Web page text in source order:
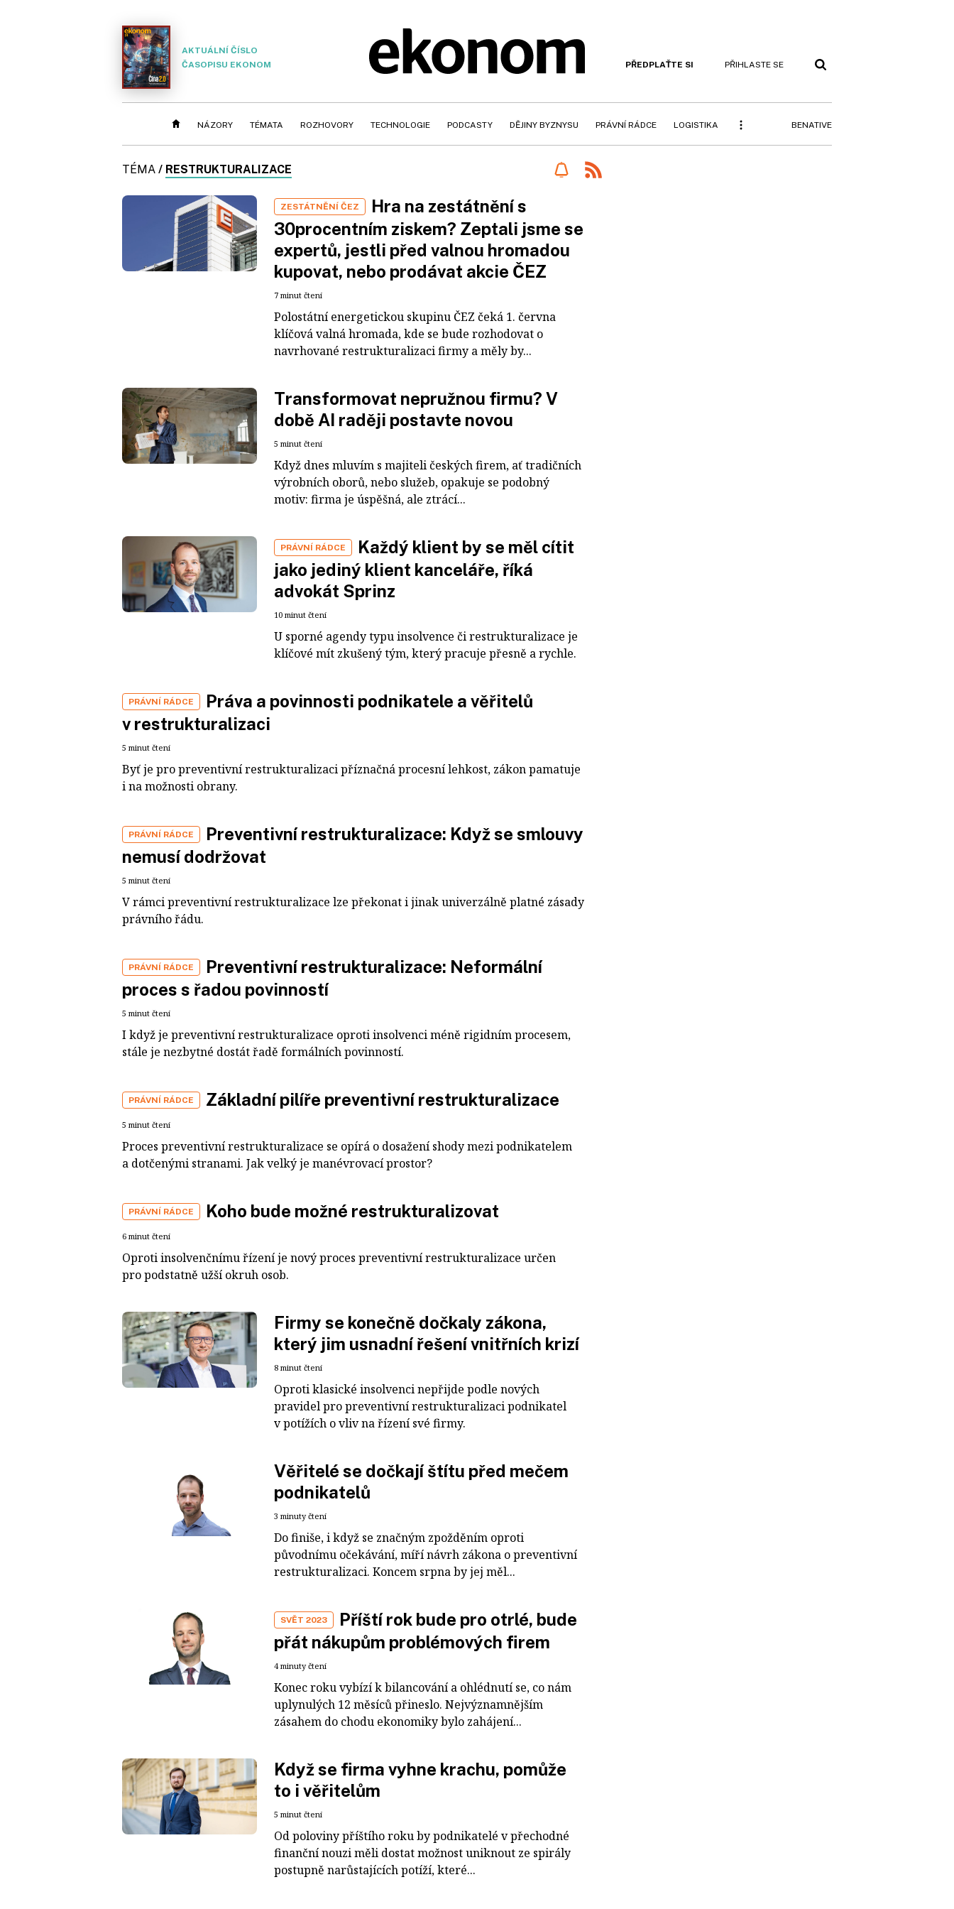
AKTUÁLNÍ ČÍSLO
ČASOPISU EKONOM
PŘEDPLAŤTE SI PŘIHLASTE SE
NÁZORY TÉMATA ROZHOVORY TECHNOLOGIE PODCASTY DĚJINY BYZNYSU PRÁVNÍ RÁDCE LOGISTIKA BENATIVE
TÉMA / RESTRUKTURALIZACE
ZESTÁTNĚNÍ ČEZ
Hra na zestátnění s
30procentním ziskem? Zeptali jsme se
expertů, jestli před valnou hromadou
kupovat, nebo prodávat akcie ČEZ
7 minut čtení
Polostátní energetickou skupinu ČEZ čeká 1. června
klíčová valná hromada, kde se bude rozhodovat o
navrhované restrukturalizaci firmy a měly by...
Transformovat nepružnou firmu? V
době AI raději postavte novou
5 minut čtení
Když dnes mluvím s majiteli českých firem, ať tradičních
výrobních oborů, nebo služeb, opakuje se podobný
motiv: firma je úspěšná, ale ztrácí...
PRÁVNÍ RÁDCE
Každý klient by se měl cítit
jako jediný klient kanceláře, říká
advokát Sprinz
10 minut čtení
U sporné agendy typu insolvence či restrukturalizace je
klíčové mít zkušený tým, který pracuje přesně a rychle.
PRÁVNÍ RÁDCE
Práva a povinnosti podnikatele a věřitelů
v restrukturalizaci
5 minut čtení
Byť je pro preventivní restrukturalizaci příznačná procesní lehkost, zákon pamatuje
i na možnosti obrany.
PRÁVNÍ RÁDCE
Preventivní restrukturalizace: Když se smlouvy
nemusí dodržovat
5 minut čtení
V rámci preventivní restrukturalizace lze překonat i jinak univerzálně platné zásady
právního řádu.
PRÁVNÍ RÁDCE
Preventivní restrukturalizace: Neformální
proces s řadou povinností
5 minut čtení
I když je preventivní restrukturalizace oproti insolvenci méně rigidním procesem,
stále je nezbytné dostát řadě formálních povinností.
PRÁVNÍ RÁDCE Základní pilíře preventivní restrukturalizace
5 minut čtení
Proces preventivní restrukturalizace se opírá o dosažení shody mezi podnikatelem
a dotčenými stranami. Jak velký je manévrovací prostor?
PRÁVNÍ RÁDCE Koho bude možné restrukturalizovat
6 minut čtení
Oproti insolvenčnímu řízení je nový proces preventivní restrukturalizace určen
pro podstatně užší okruh osob.
Firmy se konečně dočkaly zákona,
který jim usnadní řešení vnitřních krizí
8 minut čtení
Oproti klasické insolvenci nepřijde podle nových
pravidel pro preventivní restrukturalizaci podnikatel
v potížích o vliv na řízení své firmy.
Věřitelé se dočkají štítu před mečem
podnikatelů
3 minuty čtení
Do finiše, i když se značným zpožděním oproti
původnímu očekávání, míří návrh zákona o preventivní
restrukturalizaci. Koncem srpna by jej měl...
SVĚT 2023
Příští rok bude pro otrlé, bude
přát nákupům problémových firem
4 minuty čtení
Konec roku vybízí k bilancování a ohlédnutí se, co nám
uplynulých 12 měsíců přineslo. Nejvýznamnějším
zásahem do chodu ekonomiky bylo zahájení...
Když se firma vyhne krachu, pomůže
to i věřitelům
5 minut čtení
Od poloviny příštího roku by podnikatelé v přechodné
finanční nouzi měli dostat možnost uniknout ze spirály
postupně narůstajících potíží, které...